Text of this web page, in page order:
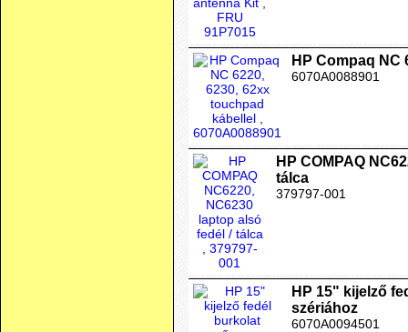
HP Compaq NC
6070A0088901
HP COMPAQ
tálca
379797-001
HP 15" kijelző
szériához
6070A0094501